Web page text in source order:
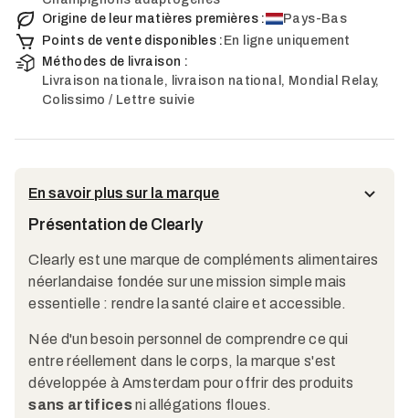
Origine de leur matières premières :
Pays-Bas
Points de vente disponibles : En ligne uniquement
Méthodes de livraison :
Livraison nationale, livraison national, Mondial Relay,
Colissimo / Lettre suivie
En savoir plus sur la marque
Présentation de Clearly
Clearly est une marque de compléments alimentaires
néerlandaise fondée sur une mission simple mais
essentielle : rendre la santé claire et accessible.
Née d'un besoin personnel de comprendre ce qui
entre réellement dans le corps, la marque s'est
développée à Amsterdam pour offrir des produits
sans artificesni allégations floues.